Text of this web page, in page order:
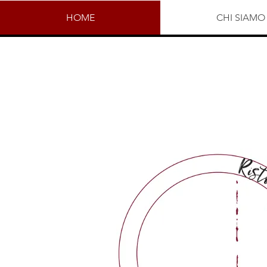
HOME CHI SIAMO